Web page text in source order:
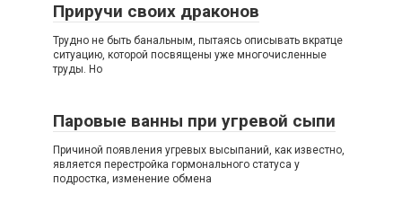
Приручи своих драконов
Трудно не быть банальным, пытаясь описывать вкратце
ситуацию, которой посвящены уже многочисленные
труды. Но
Паровые ванны при угревой сыпи
Причиной появления угревых высыпаний, как известно,
является перестройка гормонального статуса у
подростка, изменение обмена